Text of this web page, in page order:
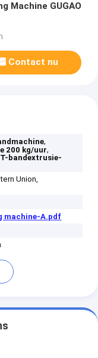
Machine GUGAO
Contact nu
,
200 kg/uur,
bandextrusie-
Union,
machine-A.pdf